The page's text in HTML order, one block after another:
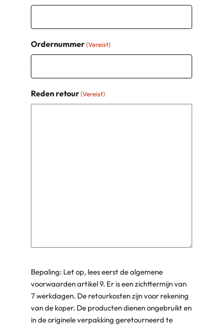
Ordernummer (Vereist)
Reden retour (Vereist)
ga
akkoord
met:
(Vereist)
Bepaling: Let op, lees eerst de algemene
voorwaarden artikel 9. Er is een zichttermijn van
7 werkdagen. De retourkosten zijn voor rekening
van de koper. De producten dienen ongebruikt en
in de originele verpakking geretourneerd te